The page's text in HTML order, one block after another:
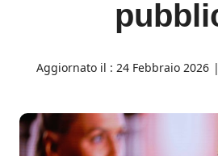
Aggiornato il : 24 Febbraio 2026 |